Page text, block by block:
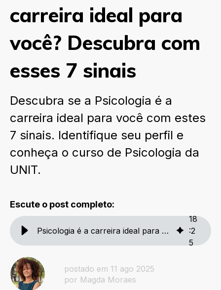
carreira ideal para
você? Descubra com
esses 7 sinais
Descubra se a Psicologia é a
carreira ideal para você com estes
7 sinais. Identifique seu perfil e
conheça o curso de Psicologia da
UNIT.
Escute o post completo:
Psicologia é a carreira ideal para você? Descubra com esses 7 sinais
18
:2
5
postado em 11 ago 2025
por Magda Moraes